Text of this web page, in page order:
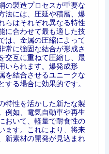
の製造プロセスが重要な
法には、圧延や積層、爆
らはそれぞれ異なる特性
に合わせて最も適した技
は、金属の圧縮によって
常に強固な結合が形成さ
交互に重ねて圧縮し、最
いられます。爆発成形
を結合させるユニークな
る場合に効果的です。
特性を活かした新たな製
例如、電気自動車や再生
おいて、軽量で耐食性の
ます。これにより、将来
新素材の開発が見込まれ